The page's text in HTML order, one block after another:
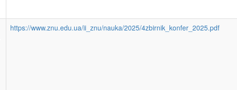
https://www.znu.edu.ua/ii_znu/nauka/2025/4zbirnik_konfer_2025.pdf